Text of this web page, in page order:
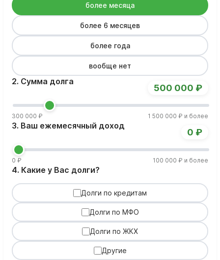
более месяца
более 6 месяцев
более года
вообще нет
2. Сумма долга
300 000 ₽ 1 500 000 ₽ и более
500 000 ₽
3. Ваш ежемесячный доход
0 ₽ 100 000 ₽ и более
0 ₽
4. Какие у Вас долги?
Долги по кредитам
Долги по МФО
Долги по ЖКХ
Другие